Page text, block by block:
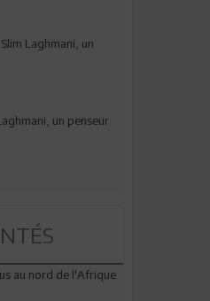
Laghmani, un
un penseur
au nord de l'Afrique